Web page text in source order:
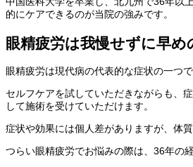
的にケアできるのが当院の強みです。
眼精疲労は我慢せずに早め
眼精疲労は現代病の代表的な症状の一つ
セルフケアを試していただきながらも、
して施術を受けていただけます。
症状や効果には個人差がありますが、体
つらい眼精疲労でお悩みの際は、36年の